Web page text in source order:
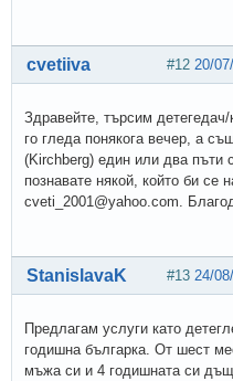
#12 20/
cvetiiva
Здравейте, търсим
го гледа понякога вечер, а
(Kirchberg) един или два пъти
познавате някой, който би
cveti_2001@yahoo.com.
#13 24/
StanislavaK
Предлагам услуги като
годишна българка. От шест
мъжа си и 4 годишната си